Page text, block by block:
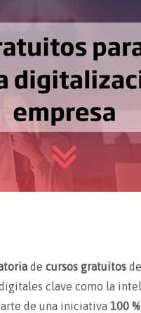
de cursos gratuitos
clave como la
de una iniciativa 100